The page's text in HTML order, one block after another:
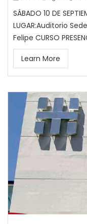
SÁBADO 10 DE
LUGAR:Auditorio
Felipe CURSO
Learn More